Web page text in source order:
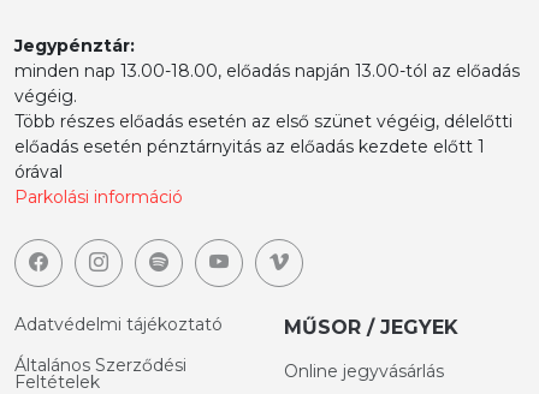
Jegypénztár:
minden nap 13.00-18.00, előadás napján 13.00-tól az előadás
végéig.
Több részes előadás esetén az első szünet végéig, délelőtti
előadás esetén pénztárnyitás az előadás kezdete előtt 1
órával
Parkolási információ
Adatvédelmi tájékoztató
Általános Szerződési
Feltételek
MŰSOR / JEGYEK
Online jegyvásárlás